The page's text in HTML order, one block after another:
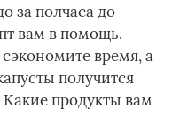
за полчаса до
вам в помощь.
время, а
получится
продукты вам